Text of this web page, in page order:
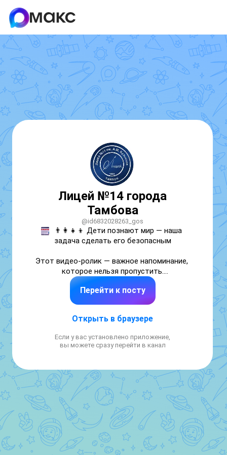
Лицей №14 города
Тамбова
@id6832028263_gos
👨‍👩‍👧‍👦 Дети познают мир — наша
задача сделать его безопасным
Этот видео-ролик — важное напоминание,
которое нельзя пропустить.
Дети растут, тянутся ко всему новому и
часто не замечают опасность. Пожар
может возникнуть в считанные секунды. 🔥
Что обязательно нужно делать:
🚫 Не оставляйте детей без присмотра
🗣️ Каждый день напоминайте об опасности
игры с огнём
🧯 Уберите спички и зажигалки в
недоступное место
🔌 Научите правильно пользоваться
бытовыми электроприборами
🆘 Расскажите, как действовать в
экстремальной ситуации
Перейти к посту
Открыть в браузере
Если у вас установлено приложение,
вы можете сразу перейти в канал